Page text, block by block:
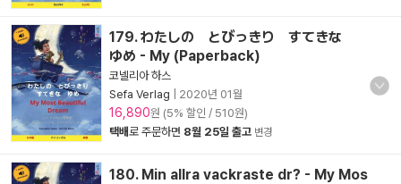
179. わたしの とびっきり すてきな
ゆめ - My (Paperback)
코넬리아 하스
Sefa Verlag
2020년 01월
16,890원 (5% 할인 / 510원)
택배로 주문하면 8월 25일 출고 변경
180. Min allra vackraste dr? - My Mos